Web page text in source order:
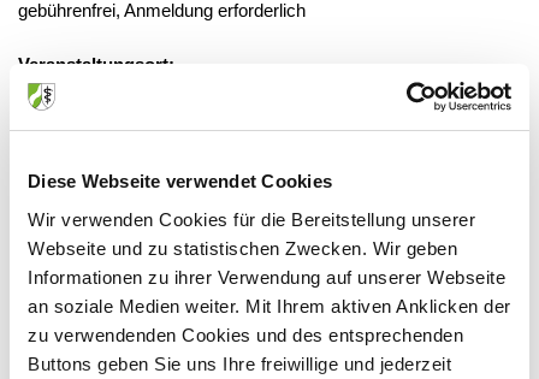
Diese Webseite verwendet Cookies
Wir verwenden Cookies für die Bereitstellung unserer
Webseite und zu statistischen Zwecken. Wir geben
Informationen zu ihrer Verwendung auf unserer Webseite
an soziale Medien weiter. Mit Ihrem aktiven Anklicken der
zu verwendenden Cookies und des entsprechenden
Buttons geben Sie uns Ihre freiwillige und jederzeit
gebührenfrei, Anmeldung erforderlich
Veranstaltungsort:
Kliniken Maria Hilf, Demoraum der
Mönchengladbach
Anbieter:
Kliniken Maria Hilf GmbH